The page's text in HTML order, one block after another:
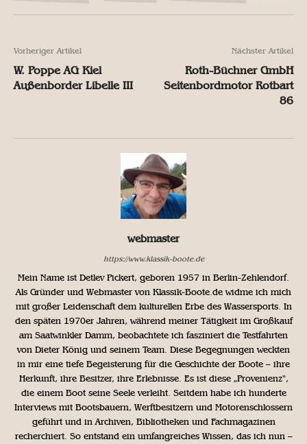
Vorheriger Artikel
W. Poppe AG Kiel
Außenborder Libelle III
Nächster Artikel
Roth-Büchner GmbH
Seitenbordmotor Rotbart
86
webmaster
https://www.klassik-boote.de
Mein Name ist Detlev Pickert, geboren 1957 in Berlin-Zehlendorf.
Als Gründer und Webmaster von Klassik-Boote.de widme ich mich
mit großer Leidenschaft dem kulturellen Erbe des Wassersports. In
den späten 1970er Jahren, während meiner Tätigkeit im Großkauf
am Saatwinkler Damm, beobachtete ich fasziniert die Testfahrten
von Dieter König und seinem Team. Diese Begegnungen weckten
in mir eine tiefe Begeisterung für die Geschichte der Boote – ihre
Herkunft, ihre Besitzer, ihre Erlebnisse. Es ist diese „Provenienz“,
die einem Boot seine Seele verleiht. Seitdem habe ich hunderte
Interviews mit Bootsbauern, Werftbesitzern und Motorenschlossern
geführt und in Archiven, Bibliotheken und Fachmagazinen
recherchiert. So entstand ein umfangreiches Wissen, das ich nun –